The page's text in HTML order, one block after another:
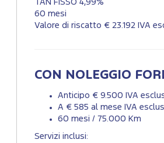
TAN FISSO 4,99%
60 mesi
Valore di riscatto € 23.192 IVA
CON NOLEGGIO
Anticipo € 9.500 IVA
A € 585 al mese IVA
60 mesi / 75.000 Km
Servizi inclusi: